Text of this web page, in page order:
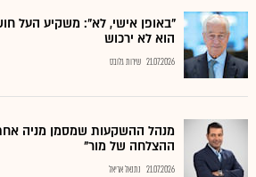
"באופן אישי, לא": משקיע העל
הוא לא ירכוש
21.07.2026 שירות גלובס
מנהל ההשקעות שמסמן מניה
ההצלחה של מור"
21.07.2026 נתנאל אריאל